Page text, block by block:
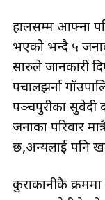
हालसम्म आफ्ना
भएको भन्दै ५
सारुले जानकारी
पचालझर्ना
पञ्चपुरीका सुवेदी
जनाका परिवार
छ,अन्यलाई पनि
कुराकानीकै